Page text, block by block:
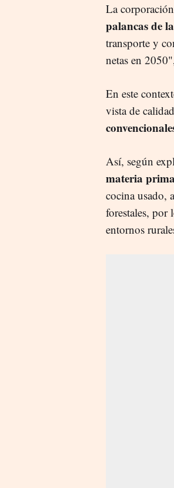
La
palancas de
transporte y
netas en
En este
vista de
Así, según
materia
cocina usado,
forestales, por
entornos